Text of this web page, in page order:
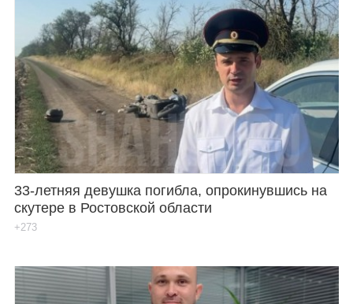
33-летняя девушка погибла, опрокинувшись на
скутере в Ростовской области
+273